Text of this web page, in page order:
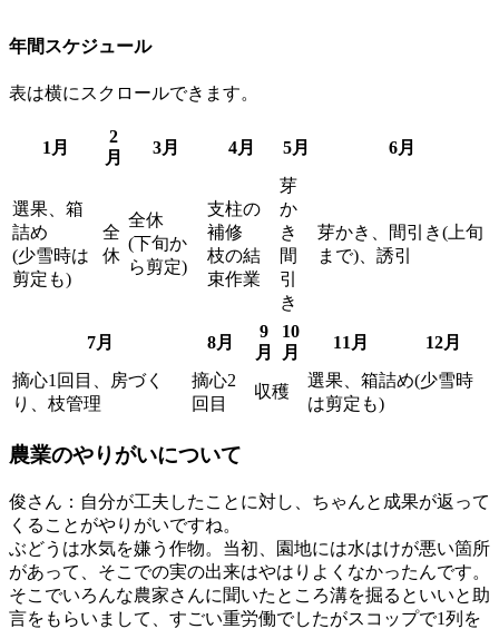
年間スケジュール
表は横にスクロールできます。
1月
2
月
3月 4月 5月 6月
選果、箱
詰め
(少雪時は
剪定も)
全
休
全休
(下旬か
ら剪定)
支柱の
補修
枝の結
束作業
芽
か
き
間
引
き
芽かき、間引き(上旬
まで)、誘引
7月 8月
9
月
10
月
11月
12月
摘心1回目、房づく
り、枝管理
摘心2
回目
収穫
選果、箱詰め(少雪時
は剪定も)
農業のやりがいについて
俊さん ：自分が工夫したことに対し、ちゃんと成果が返って
くることがやりがいですね。
ぶどうは水気を嫌う作物。当初、園地には水はけが悪い箇所
があって、そこでの実の出来はやはりよくなかったんです。
そこでいろんな農家さんに聞いたところ溝を掘るといいと助
言をもらいまして、すごい重労働でしたがスコップで1列を